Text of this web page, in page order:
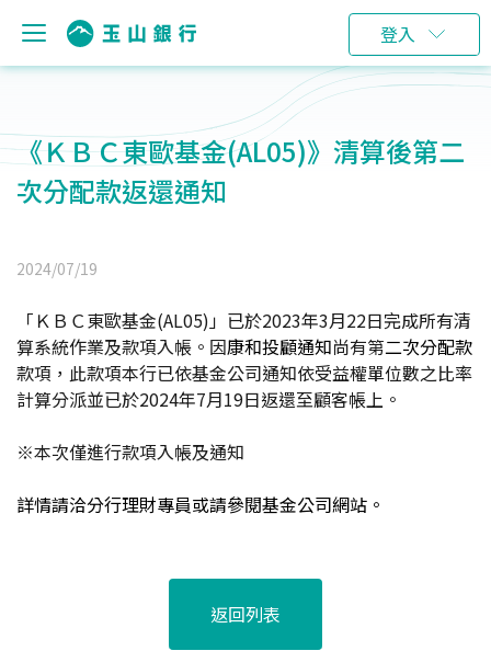
登入
《ＫＢＣ東歐基金(AL05)》清算後第二
次分配款返還通知
2024/07/19
「ＫＢＣ東歐基金(AL05)」已於2023年3月22日完成所有清
算系統作業及款項入帳。因康和投顧通知尚有第二次分配款
款項，此款項本行已依基金公司通知依受益權單位數之比率
計算分派並已於2024年7月19日返還至顧客帳上。
※本次僅進行款項入帳及通知
詳情請洽分行理財專員或請參閱基金公司網站。
返回列表